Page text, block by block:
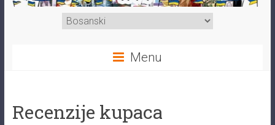
Menu
Recenzije kupaca